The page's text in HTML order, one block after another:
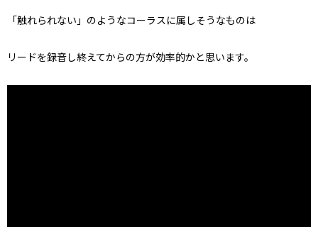
「触れられない」のようなコーラスに属しそうなものは
リードを録音し終えてからの方が効率的かと思います。